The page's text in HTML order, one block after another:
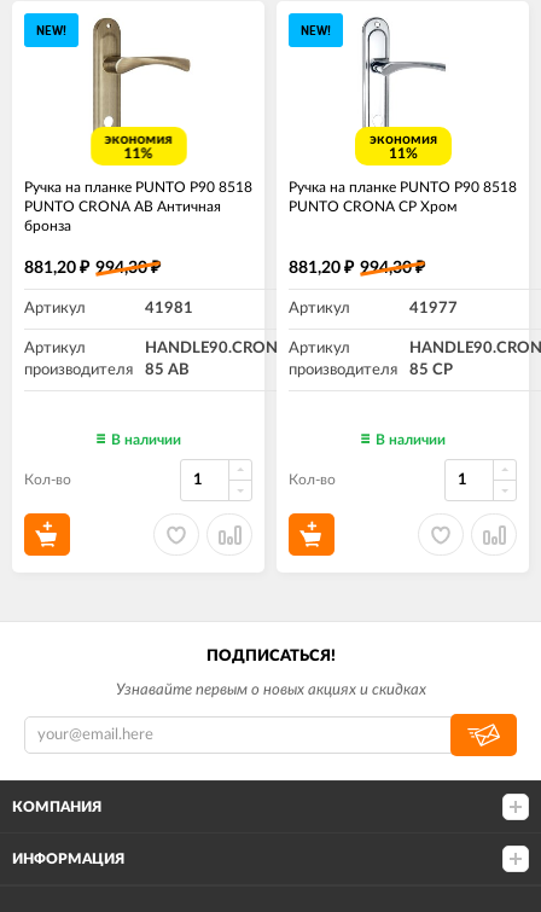
NEW!
экономия
11%
Ручка на планке PUNTO P90 8518
PUNTO CRONA AB Античная
бронза
881,20 ₽ 994,30₽
Артикул 41981
Артикул
производителя
HANDLE90.CRONA.18-
85 AB
В наличии
Кол-во
NEW!
экономия
11%
Ручка на планке PUNTO P90 8518
PUNTO CRONA CP Хром
881,20 ₽ 994,30₽
Артикул 41977
Артикул
производителя
85 СP
В наличии
Кол-во
ПОДПИСАТЬСЯ!
Узнавайте первым о новых акциях и скидках
КОМПАНИЯ
ИНФОРМАЦИЯ